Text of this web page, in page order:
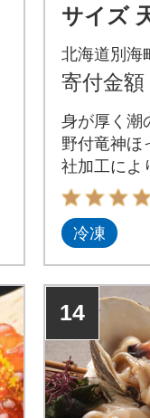
サイズ
北海道
済 別海
北海道別海
寄付金額
身が厚く潮
野付竜神ほ
社加工によ
柔らかく仕
冷凍
14